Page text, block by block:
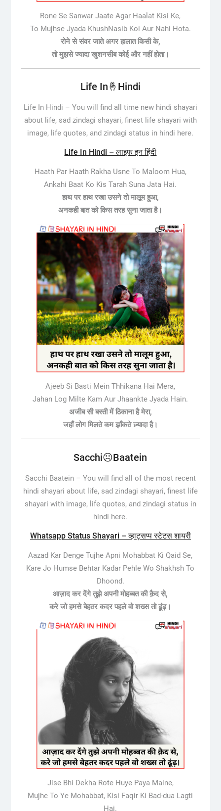
Rone Se Sanwar Jaate Agar Haalat Kisi Ke,
To Mujhse Jyada KhushNasib Koi Aur Nahi Hota.
रोने से संवर जाते अगर हालात किसी के,
तो मुझसे ज्यादा खुशनसीब कोई और नहीं होता।
Life In🤞Hindi
Life In Hindi – You will find all time new hindi shayari
about life, sad zindagi shayari, finest life shayari with
image, life quotes, and zindagi status in hindi here.
Life In Hindi – लाइफ इन हिंदी
Haath Par Haath Rakha Usne To Maloom Hua,
Ankahi Baat Ko Kis Tarah Suna Jata Hai.
हाथ पर हाथ रखा उसने तो मालूम हुआ,
अनकही बात को किस तरह सुना जाता है।
Ajeeb Si Basti Mein Thhikana Hai Mera,
Jahan Log Milte Kam Aur Jhaankte Jyada Hain.
अजीब सी बस्ती में ठिकाना है मेरा,
जहाँ लोग मिलते कम झाँकते ज़्यादा है।
Sacchi☹️Baatein
Sacchi Baatein – You will find all of the most recent
hindi shayari about life, sad zindagi shayari, finest life
shayari with image, life quotes, and zindagi status in
hindi here.
Whatsapp Status Shayari – व्हाट्सप्प स्टेटस शायरी
Aazad Kar Denge Tujhe Apni Mohabbat Ki Qaid Se,
Kare Jo Humse Behtar Kadar Pehle Wo Shakhsh To
Dhoond.
आज़ाद कर देंगे तुझे अपनी मोहब्बत की क़ैद से,
करे जो हमसे बेहतर कदर पहले वो शख्स तो ढूंढ़।
Jise Bhi Dekha Rote Huye Paya Maine,
Mujhe To Ye Mohabbat, Kisi Faqir Ki Bad-dua Lagti
Hai.